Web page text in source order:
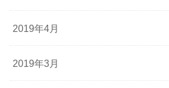
2019年4月
2019年3月